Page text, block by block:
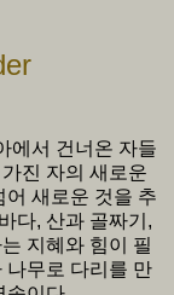
에서 건너온 자들
진 자의 새로운
어 새로운 것을 추
다, 산과 골짜기,
지혜와 힘이 필
나무로 다리를 만